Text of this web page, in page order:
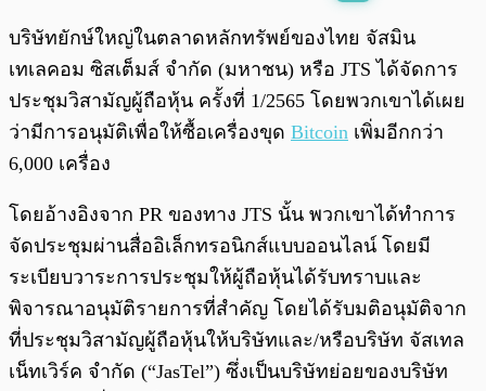
พร้อมเล่น 0:00 /
บริษัทยักษ์ใหญ่ในตลาดหลักทรัพย์ของไทย จัสมิน
เทเลคอม ซิสเต็มส์ จำกัด (มหาชน) หรือ JTS ได้จัดการ
ประชุมวิสามัญผู้ถือหุ้น ครั้งที่ 1/2565 โดยพวกเขาได้เผย
ว่ามีการอนุมัติเพื่อให้ซื้อเครื่องขุด Bitcoin เพิ่มอีกกว่า
6,000 เครื่อง
โดยอ้างอิงจาก PR ของทาง JTS นั้น พวกเขาได้ทำการ
จัดประชุมผ่านสื่ออิเล็กทรอนิกส์แบบออนไลน์ โดยมี
ระเบียบวาระการประชุมให้ผู้ถือหุ้นได้รับทราบและ
พิจารณาอนุมัติรายการที่สำคัญ โดยได้รับมติอนุมัติจาก
ที่ประชุมวิสามัญผู้ถือหุ้นให้บริษัทและ/หรือบริษัท จัสเทล
เน็ทเวิร์ค จํากัด (“JasTel”) ซึ่งเป็นบริษัทย่อยของบริษัท